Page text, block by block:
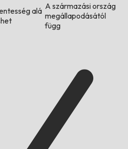
alá A származási ország
megállapodásától
függ